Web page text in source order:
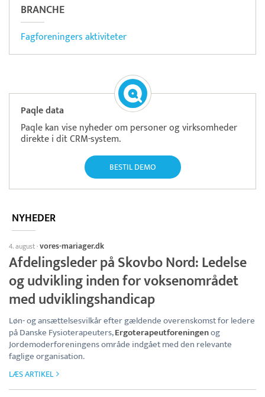
BRANCHE
Fagforeningers aktiviteter
Paqle data
Paqle kan vise nyheder om personer og virksomheder
direkte i dit CRM-system.
BESTIL DEMO
NYHEDER
4. august·vores-mariager.dk
Afdelingsleder på Skovbo Nord: Ledelse
og udvikling inden for voksenområdet
med udviklingshandicap
Løn- og ansættelsesvilkår efter gældende overenskomst for ledere
på Danske Fysioterapeuters,Ergoterapeutforeningenog
Jordemoderforeningens område indgået med den relevante
faglige organisation.
LÆS ARTIKEL